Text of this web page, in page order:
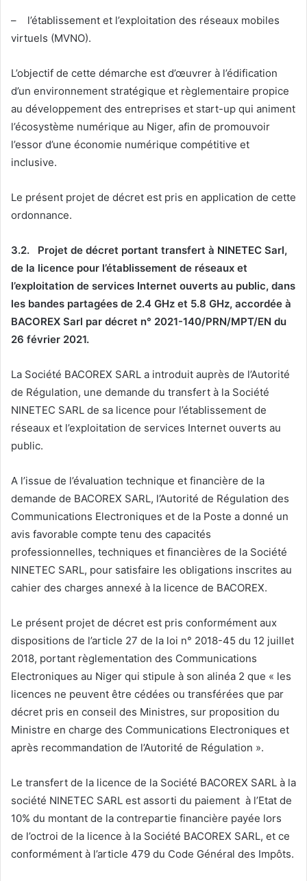
– l’établissement et l’exploitation des réseaux mobiles
virtuels (MVNO).
L’objectif de cette démarche est d’œuvrer à l’édification
d’un environnement stratégique et règlementaire propice
au développement des entreprises et start-up qui animent
l’écosystème numérique au Niger, afin de promouvoir
l’essor d’une économie numérique compétitive et
inclusive.
Le présent projet de décret est pris en application de cette
ordonnance.
3.2. Projet de décret portant transfert à NINETEC Sarl,
de la licence pour l’établissement de réseaux et
l’exploitation de services Internet ouverts au public, dans
les bandes partagées de 2.4 GHz et 5.8 GHz, accordée à
BACOREX Sarl par décret n° 2021-140/PRN/MPT/EN du
26 février 2021.
La Société BACOREX SARL a introduit auprès de l’Autorité
de Régulation, une demande du transfert à la Société
NINETEC SARL de sa licence pour l’établissement de
réseaux et l’exploitation de services Internet ouverts au
public.
A l’issue de l’évaluation technique et financière de la
demande de BACOREX SARL, l’Autorité de Régulation des
Communications Electroniques et de la Poste a donné un
avis favorable compte tenu des capacités
professionnelles, techniques et financières de la Société
NINETEC SARL, pour satisfaire les obligations inscrites au
cahier des charges annexé à la licence de BACOREX.
Le présent projet de décret est pris conformément aux
dispositions de l’article 27 de la loi n° 2018-45 du 12 juillet
2018, portant règlementation des Communications
Electroniques au Niger qui stipule à son alinéa 2 que « les
licences ne peuvent être cédées ou transférées que par
décret pris en conseil des Ministres, sur proposition du
Ministre en charge des Communications Electroniques et
après recommandation de l’Autorité de Régulation ».
Le transfert de la licence de la Société BACOREX SARL à la
société NINETEC SARL est assorti du paiement à l’Etat de
10% du montant de la contrepartie financière payée lors
de l’octroi de la licence à la Société BACOREX SARL, et ce
conformément à l’article 479 du Code Général des Impôts.